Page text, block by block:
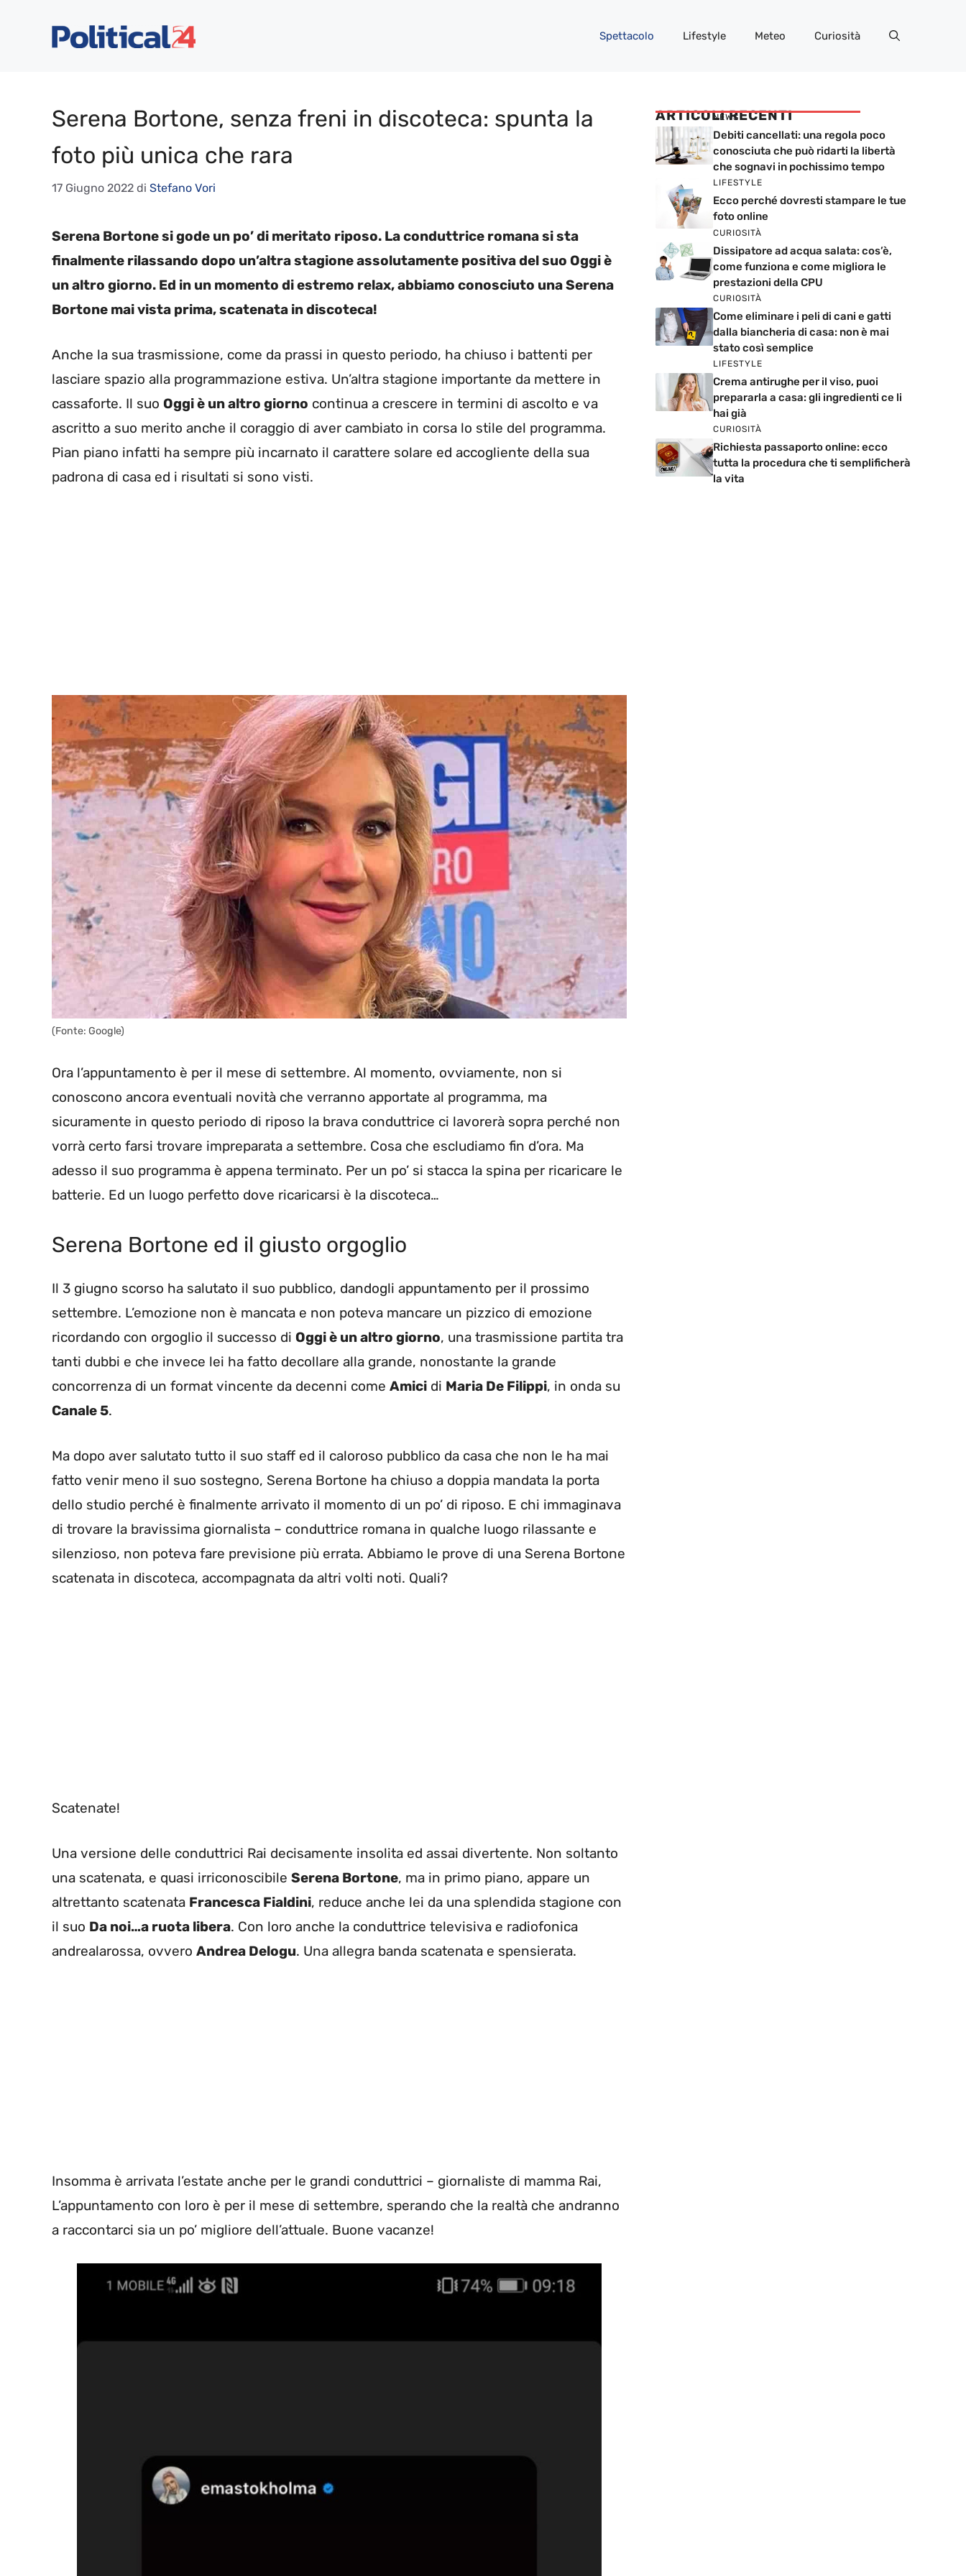
Spettacolo Lifestyle Meteo Curiosità
Serena Bortone, senza freni in discoteca: spunta la
foto più unica che rara
17 Giugno 2022 di Stefano Vori
Serena Bortone si gode un po’ di meritato riposo. La conduttrice romana si sta
finalmente rilassando dopo un’altra stagione assolutamente positiva del suo Oggi è
un altro giorno. Ed in un momento di estremo relax, abbiamo conosciuto una Serena
Bortone mai vista prima, scatenata in discoteca!
Anche la sua trasmissione, come da prassi in questo periodo, ha chiuso i battenti per
lasciare spazio alla programmazione estiva. Un’altra stagione importante da mettere in
cassaforte. Il suo Oggi è un altro giorno continua a crescere in termini di ascolto e va
ascritto a suo merito anche il coraggio di aver cambiato in corsa lo stile del programma.
Pian piano infatti ha sempre più incarnato il carattere solare ed accogliente della sua
padrona di casa ed i risultati si sono visti.
(Fonte: Google)
Ora l’appuntamento è per il mese di settembre. Al momento, ovviamente, non si
conoscono ancora eventuali novità che verranno apportate al programma, ma
sicuramente in questo periodo di riposo la brava conduttrice ci lavorerà sopra perché non
vorrà certo farsi trovare impreparata a settembre. Cosa che escludiamo fin d’ora. Ma
adesso il suo programma è appena terminato. Per un po’ si stacca la spina per ricaricare le
batterie. Ed un luogo perfetto dove ricaricarsi è la discoteca…
Serena Bortone ed il giusto orgoglio
Il 3 giugno scorso ha salutato il suo pubblico, dandogli appuntamento per il prossimo
settembre. L’emozione non è mancata e non poteva mancare un pizzico di emozione
ricordando con orgoglio il successo di Oggi è un altro giorno, una trasmissione partita tra
tanti dubbi e che invece lei ha fatto decollare alla grande, nonostante la grande
concorrenza di un format vincente da decenni come Amici di Maria De Filippi, in onda su
Canale 5.
Ma dopo aver salutato tutto il suo staff ed il caloroso pubblico da casa che non le ha mai
fatto venir meno il suo sostegno, Serena Bortone ha chiuso a doppia mandata la porta
dello studio perché è finalmente arrivato il momento di un po’ di riposo. E chi immaginava
di trovare la bravissima giornalista – conduttrice romana in qualche luogo rilassante e
silenzioso, non poteva fare previsione più errata. Abbiamo le prove di una Serena Bortone
scatenata in discoteca, accompagnata da altri volti noti. Quali?
Scatenate!
Una versione delle conduttrici Rai decisamente insolita ed assai divertente. Non soltanto
una scatenata, e quasi irriconoscibile Serena Bortone, ma in primo piano, appare un
altrettanto scatenata Francesca Fialdini, reduce anche lei da una splendida stagione con
il suo Da noi…a ruota libera. Con loro anche la conduttrice televisiva e radiofonica
andrealarossa, ovvero Andrea Delogu. Una allegra banda scatenata e spensierata.
Insomma è arrivata l’estate anche per le grandi conduttrici – giornaliste di mamma Rai,
L’appuntamento con loro è per il mese di settembre, sperando che la realtà che andranno
a raccontarci sia un po’ migliore dell’attuale. Buone vacanze!
ARTICOLI RECENTI
NEWS
Debiti cancellati: una regola poco
conosciuta che può ridarti la libertà
che sognavi in pochissimo tempo
LIFESTYLE
Ecco perché dovresti stampare le tue
foto online
CURIOSITÀ
Dissipatore ad acqua salata: cos’è,
come funziona e come migliora le
prestazioni della CPU
CURIOSITÀ
Come eliminare i peli di cani e gatti
dalla biancheria di casa: non è mai
stato così semplice
LIFESTYLE
Crema antirughe per il viso, puoi
prepararla a casa: gli ingredienti ce li
hai già
CURIOSITÀ
Richiesta passaporto online: ecco
tutta la procedura che ti semplificherà
la vita